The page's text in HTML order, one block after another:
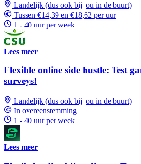
Landelijk (dus ook bij jou in de buurt)
Tussen €14,39 en €18,62 per uur
1 - 40 uur per week
Lees meer
Flexible online side hustle: Test
surveys!
Landelijk (dus ook bij jou in de buurt)
In overeenstemming
1 - 40 uur per week
Lees meer